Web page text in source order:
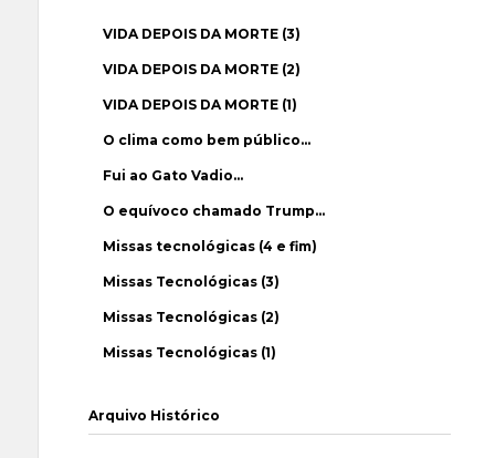
VIDA DEPOIS DA MORTE (3)
VIDA DEPOIS DA MORTE (2)
VIDA DEPOIS DA MORTE (1)
O clima como bem público…
Fui ao Gato Vadio…
O equívoco chamado Trump…
Missas tecnológicas (4 e fim)
Missas Tecnológicas (3)
Missas Tecnológicas (2)
Missas Tecnológicas (1)
Arquivo Histórico